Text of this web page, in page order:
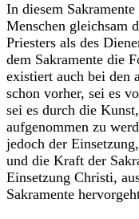
In diesem
Menschen gleichsam
Priesters als des
dem Sakramente die
existiert auch bei den
schon vorher, sei es
sei es durch die
aufgenommen zu
jedoch der
und die Kraft der
Einsetzung Christi,
Sakramente